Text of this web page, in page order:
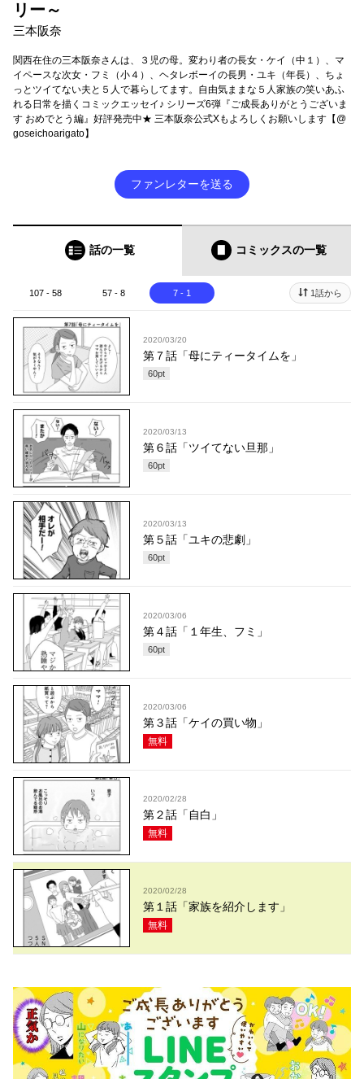
リー～
三本阪奈
関西在住の三本阪奈さんは、３児の母。変わり者の長女・ケイ（中１）、マ
イペースな次女・フミ（小４）、ヘタレボーイの長男・ユキ（年長）、ちょ
っとツイてない夫と５人で暮らしてます。自由気ままな５人家族の笑いあふ
れる日常を描くコミックエッセイ♪ シリーズ6弾『ご成長ありがとうございま
す おめでとう編』好評発売中★ 三本阪奈公式Xもよろしくお願いします【@
goseichoarigato】
ファンレターを送る
話の一覧 コミックスの一覧
107 - 58 57 - 8 7 - 1 1話から
2020/03/20
第７話「母にティータイムを」
60pt
2020/03/13
第６話「ツイてない旦那」
60pt
2020/03/13
第５話「ユキの悲劇」
60pt
2020/03/06
第４話「１年生、フミ」
60pt
2020/03/06
第３話「ケイの買い物」
無料
2020/02/28
第２話「自白」
無料
2020/02/28
第１話「家族を紹介します」
無料